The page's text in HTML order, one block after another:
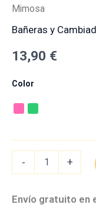
Mimosa
Bañeras y
13,90 €
Color
- +
Envío gratuito en